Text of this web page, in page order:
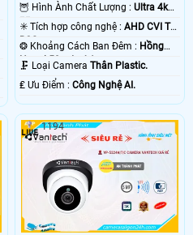
🦉 Hình Ành Chất Lượng :Ultra 4k
👍🏾 .
✳️ Tích hợp công nghệ :AHD CVI TVI
BCS.
❂ Khoảng Cách Ban Đêm : Hồng
Ngoại 50m Led Array.
🗜️ Loại CameraThân Plastic.
️₤ Ưu Điểm :Công Nghệ AI.
1194